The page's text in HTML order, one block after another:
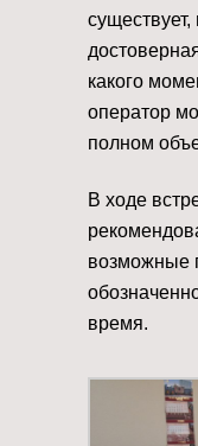
существует,
какого
оператор
полном
В ходе
возможные
время.